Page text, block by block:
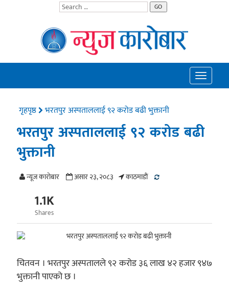
GO
Toggle
गृहपृष्ठ भरतपुर अस्पताललाई ९२ करोड बढी भुक्तानी
भरतपुर अस्पताललाई ९२ करोड बढी
भुक्तानी
न्यूज काराेबार असार २३, २०८३ काठमाडाैं
1.1K
Shares
चितवन । भरतपुर अस्पतालले ९२ करोड ३६ लाख ४२ हजार ९४७
भुक्तानी पाएको छ ।